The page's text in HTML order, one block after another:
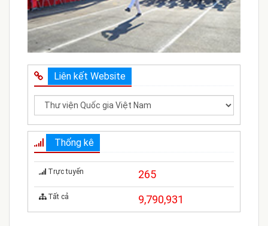
Liên kết Website
Thống kê
Trực tuyến 265
Tất cả 9,790,931